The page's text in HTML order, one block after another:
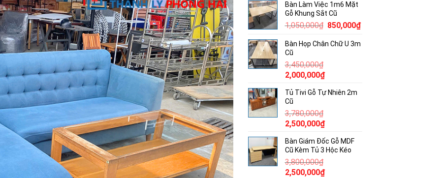
là:
2,000,000₫.
tại
là:
1,400,000₫.
Bàn Làm Việc 1m6 Mặt
Gỗ Khung Sắt Cũ
1,050,000₫ Giá
là:
850,000₫Giá
Bàn Họp Chân Chữ U 3m
Cũ
3,450,000₫
Giá
là:
3,450,000₫.
2,000,000₫Giá
tại
Tủ Tivi Gỗ Tự Nhiên 2m
Cũ
3,780,000₫
Giá
là:
3,780,000₫.
2,500,000₫Giá
tại
là:
Bàn Giám Đốc Gỗ MDF
Cũ Kèm Tủ 3 Hộc Kéo
3,800,000₫
Giá
2,500,000₫Giá